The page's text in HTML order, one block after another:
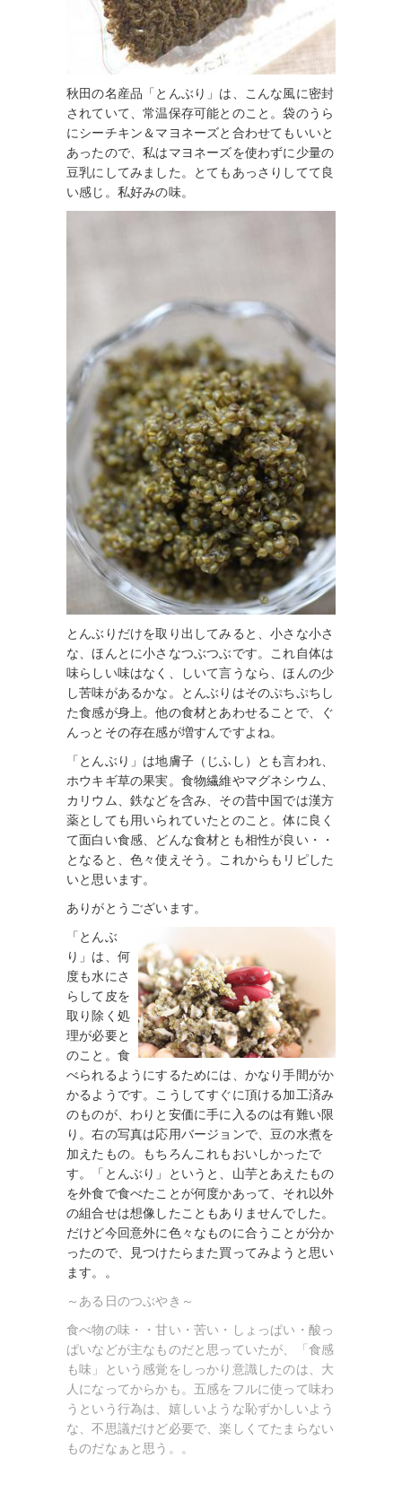
秋田の名産品「とんぶり」は、こんな風に密封
されていて、常温保存可能とのこと。袋のうら
にシーチキン＆マヨネーズと合わせてもいいと
あったので、私はマヨネーズを使わずに少量の
豆乳にしてみました。とてもあっさりしてて良
い感じ。私好みの味。
とんぶりだけを取り出してみると、小さな小さ
な、ほんとに小さなつぶつぶです。これ自体は
味らしい味はなく、しいて言うなら、ほんの少
し苦味があるかな。とんぶりはそのぷちぷちし
た食感が身上。他の食材とあわせることで、ぐ
んっとその存在感が増すんですよね。
「とんぶり」は地膚子（じふし）とも言われ、
ホウキギ草の果実。食物繊維やマグネシウム、
カリウム、鉄などを含み、その昔中国では漢方
薬としても用いられていたとのこと。体に良く
て面白い食感、どんな食材とも相性が良い・・
となると、色々使えそう。これからもリピした
いと思います。
ありがとうございます。
「とんぶ
り」は、何
度も水にさ
らして皮を
取り除く処
理が必要と
のこと。食
べられるようにするためには、かなり手間がか
かるようです。こうしてすぐに頂ける加工済み
のものが、わりと安価に手に入るのは有難い限
り。右の写真は応用バージョンで、豆の水煮を
加えたもの。もちろんこれもおいしかったで
す。「とんぶり」というと、山芋とあえたもの
を外食で食べたことが何度かあって、それ以外
の組合せは想像したこともありませんでした。
だけど今回意外に色々なものに合うことが分か
ったので、見つけたらまた買ってみようと思い
ます。。
～ある日のつぶやき～
食べ物の味・・甘い・苦い・しょっぱい・酸っ
ぱいなどが主なものだと思っていたが、「食感
も味」という感覚をしっかり意識したのは、大
人になってからかも。五感をフルに使って味わ
うという行為は、嬉しいような恥ずかしいよう
な、不思議だけど必要で、楽しくてたまらない
ものだなぁと思う。。